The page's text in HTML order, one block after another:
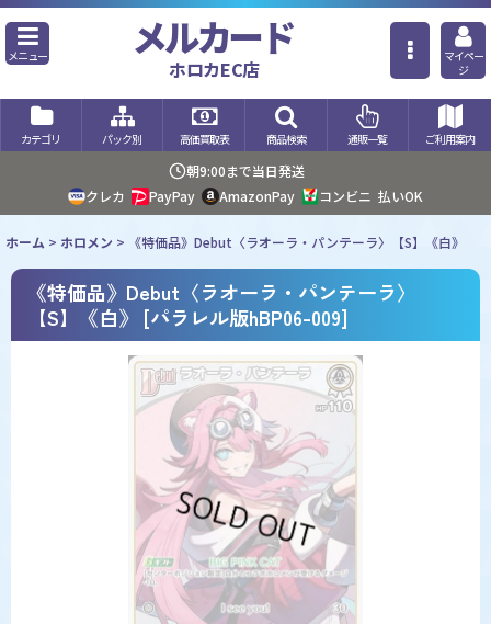
メニュー メルカード
ホロカEC店
マイペー
ジ
カテゴリ パック別 高価買取表 商品検索 通販一覧 ご利用案内
朝9:00まで当日発送
クレカ
PayPay AmazonPay コンビニ 払いOK
ホーム > ホロメン > 《特価品》Debut〈ラオーラ・パンテーラ〉【S】《白》
《特価品》Debut〈ラオーラ・パンテーラ〉
【S】《白》 [パラレル版hBP06-009]